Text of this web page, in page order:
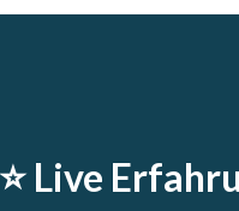
⭐️ Live